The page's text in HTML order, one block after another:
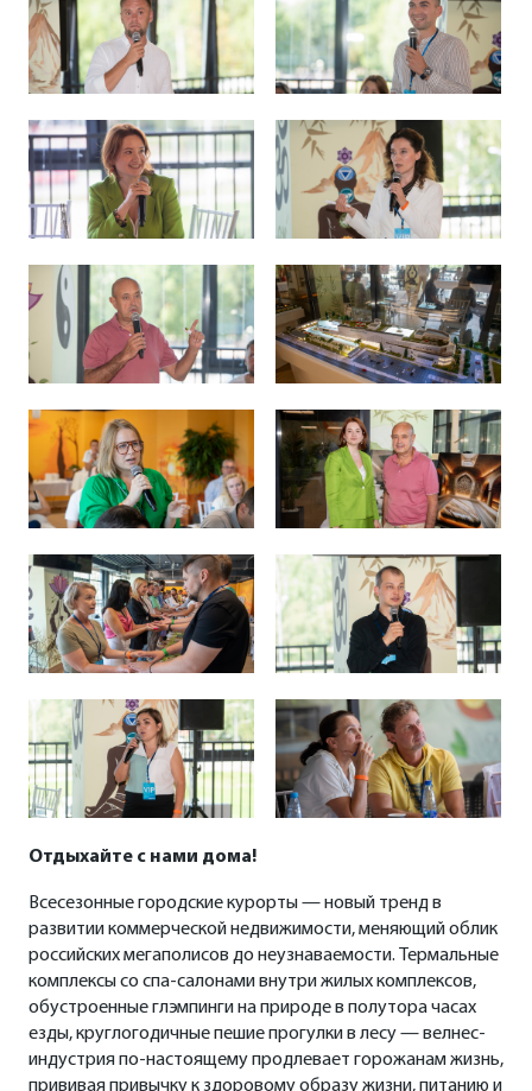
Отдыхайте с нами дома!
Всесезонные городские курорты — новый тренд в
развитии коммерческой недвижимости, меняющий облик
российских мегаполисов до неузнаваемости. Термальные
комплексы со спа-салонами внутри жилых комплексов,
обустроенные глэмпинги на природе в полутора часах
езды, круглогодичные пешие прогулки в лесу — велнес-
индустрия по-настоящему продлевает горожанам жизнь,
прививая привычку к здоровому образу жизни, питанию и